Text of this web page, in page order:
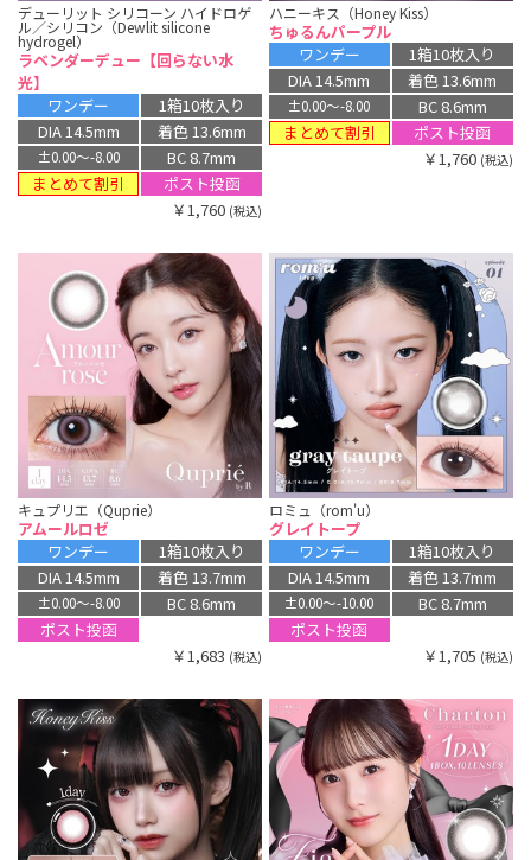
デューリット シリコーン ハイドロゲ
ル／シリコン（Dewlit silicone
hydrogel）
ラベンダーデュー【回らない水
光】
ワンデー
1箱10枚入り
DIA 14.5mm
着色 13.6mm
±0.00〜-8.00
BC 8.7mm
まとめて割引
ポスト投函
￥1,760 (税込)
ハニーキス（Honey Kiss）
ちゅるんパープル
ワンデー
1箱10枚入り
DIA 14.5mm
着色 13.6mm
±0.00〜-8.00
BC 8.6mm
まとめて割引
ポスト投函
￥1,760 (税込)
キュプリエ（Quprie）
アムールロゼ
ワンデー
1箱10枚入り
DIA 14.5mm
着色 13.7mm
±0.00〜-8.00
BC 8.6mm
ポスト投函
￥1,683 (税込)
ロミュ（rom'u）
グレイトープ
ワンデー
1箱10枚入り
DIA 14.5mm
着色 13.7mm
±0.00〜-10.00
BC 8.7mm
ポスト投函
￥1,705 (税込)